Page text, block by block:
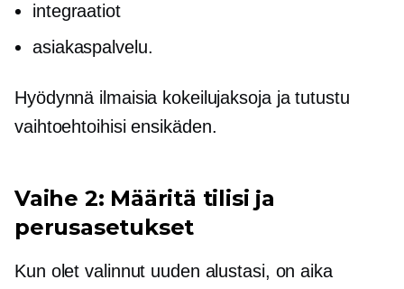
integraatiot
asiakaspalvelu.
Hyödynnä ilmaisia ​​kokeilujaksoja ja tutustu
vaihtoehtoihisiensikäden.
Vaihe 2: Määritä tilisi ja
perusasetukset
Kun olet valinnut uuden alustasi, on aika